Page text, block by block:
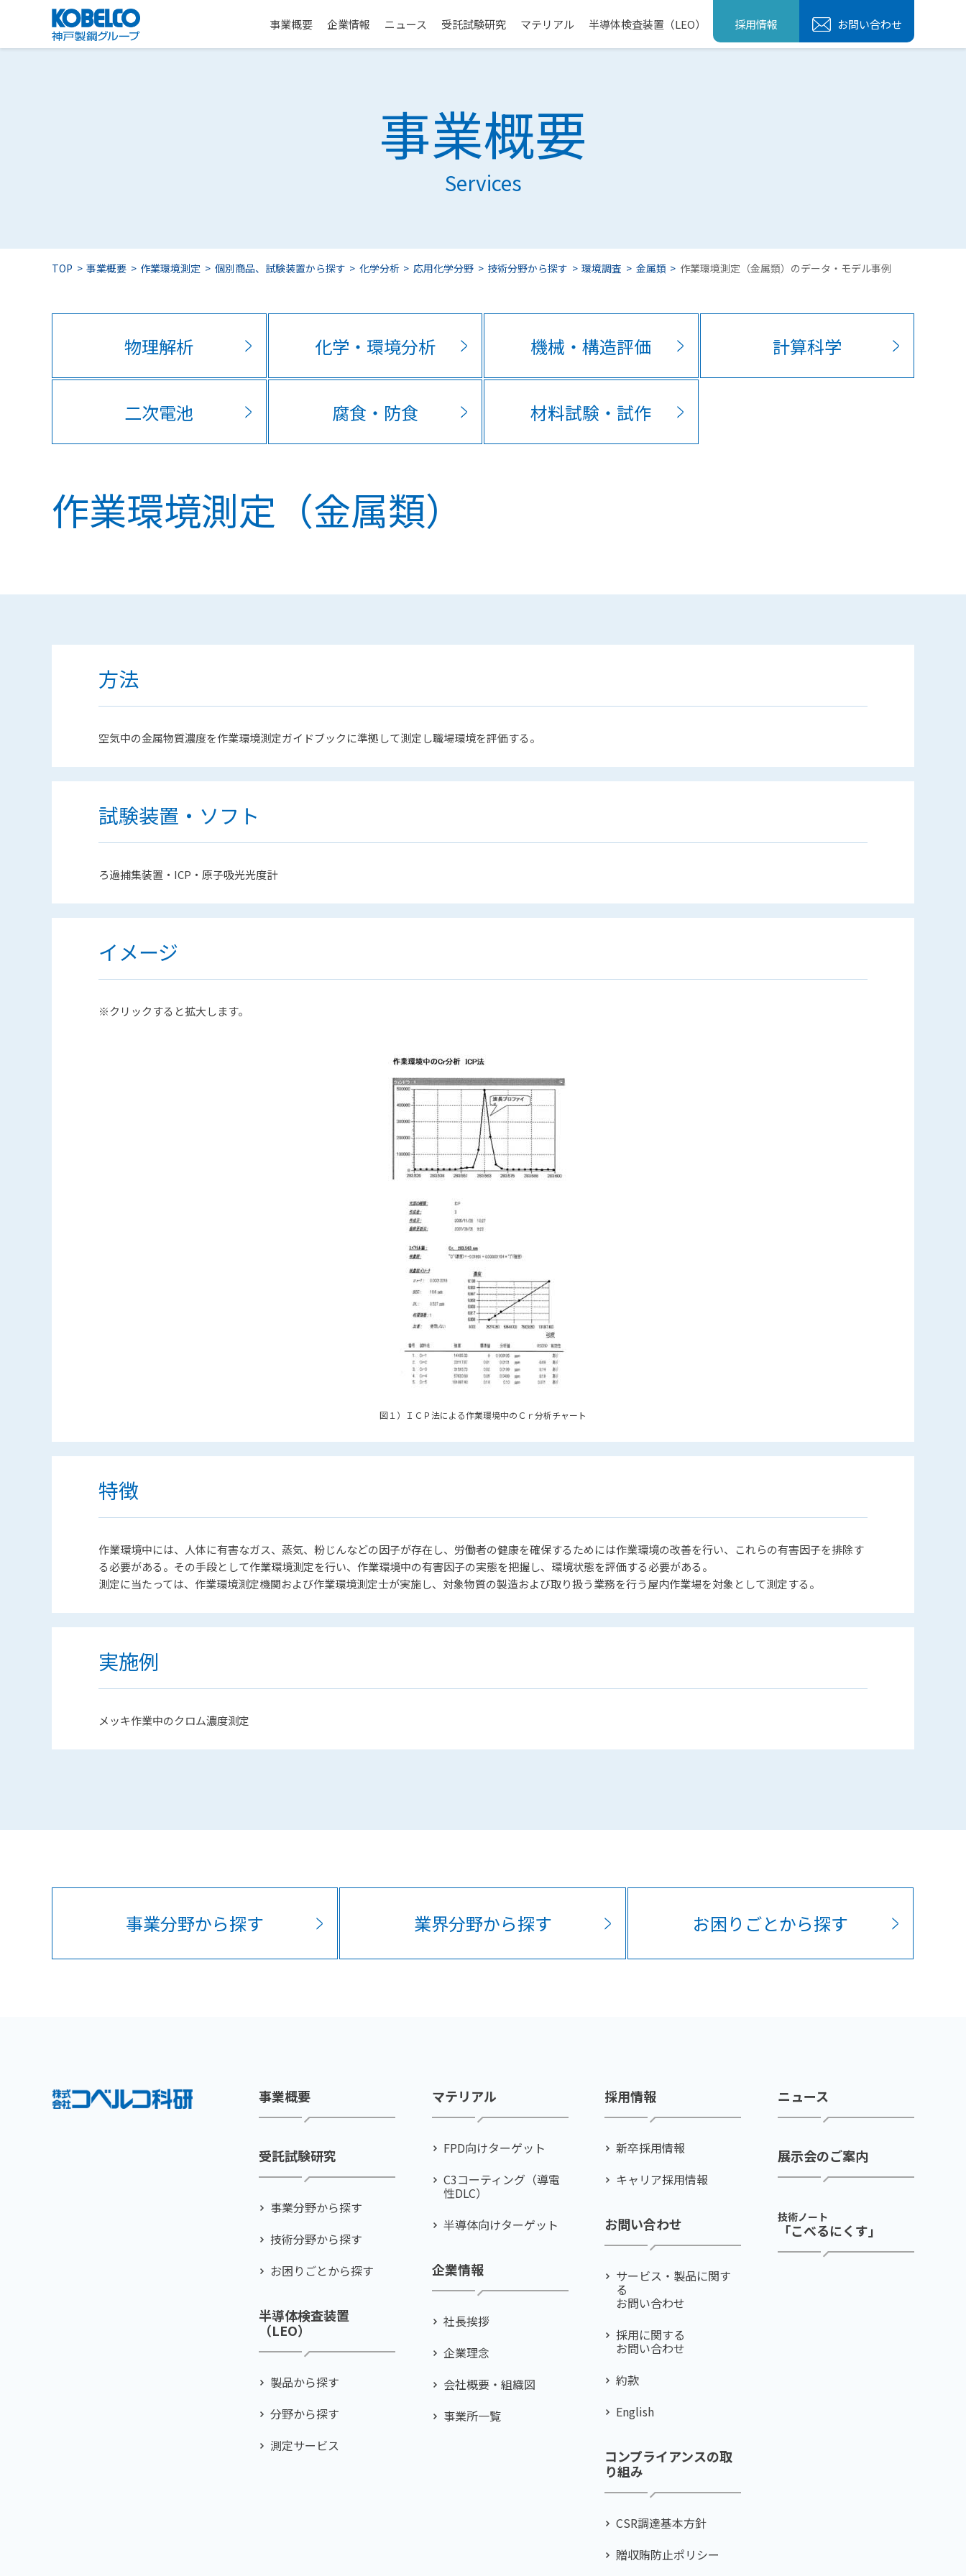
事業概要 企業情報 ニュース 受託試験研究 マテリアル 半導体検査装置（LEO） 採用情報 お問い合わせ
事業概要
Services
TOP 事業概要 作業環境測定 個別商品、試験装置から探す 化学分析 応用化学分野 技術分野から探す 環境調査 金属類 作業環境測定（金属類）のデータ・モデル事例
物理解析 化学・環境分析 機械・構造評価 計算科学
二次電池 腐食・防食 材料試験・試作
作業環境測定（金属類）
方法
空気中の金属物質濃度を作業環境測定ガイドブックに準拠して測定し職場環境を評価する。
試験装置・ソフト
ろ過捕集装置・ICP・原子吸光光度計
イメージ
※クリックすると拡大します。
図１）ＩＣＰ法による作業環境中のＣｒ分析チャート
特徴
作業環境中には、人体に有害なガス、蒸気、粉じんなどの因子が存在し、労働者の健康を確保するためには作業環境の改善を行い、これらの有害因子を排除す
る必要がある。その手段として作業環境測定を行い、作業環境中の有害因子の実態を把握し、環境状態を評価する必要がある。
測定に当たっては、作業環境測定機関および作業環境測定士が実施し、対象物質の製造および取り扱う業務を行う屋内作業場を対象として測定する。
実施例
メッキ作業中のクロム濃度測定
事業分野から探す 業界分野から探す お困りごとから探す
事業概要
受託試験研究
事業分野から探す
技術分野から探す
お困りごとから探す
半導体検査装置
（LEO）
製品から探す
分野から探す
測定サービス
マテリアル
FPD向けターゲット
C3コーティング（導電
性DLC）
半導体向けターゲット
企業情報
社⻑挨拶
企業理念
会社概要・組織図
事業所一覧
採用情報
新卒採用情報
キャリア採用情報
お問い合わせ
サービス・製品に関す
る
お問い合わせ
採用に関する
お問い合わせ
約款
English
コンプライアンスの取
り組み
CSR調達基本方針
贈収賄防止ポリシー
ニュース
展示会のご案内
技術ノート
「こべるにくす」